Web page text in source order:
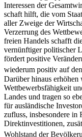
durch Lobbygruppen zu
Interessen der
schaft hilft, die vom
aller Zweige der
Verzerrung des
freien Handels schafft
vernünftiger politischer
fördert positive
wiederum positiv auf
Darüber hinaus erhöhen
Wettbewerbsfähigkeit
Landes und tragen so
für ausländische
zufluss, insbesondere in
Direktinvestitionen,